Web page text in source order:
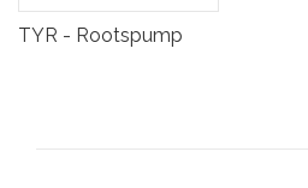
TYR - Rootspump